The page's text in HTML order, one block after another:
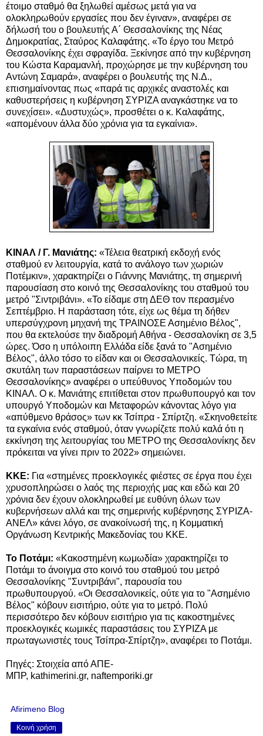
έτοιμο σταθμό θα ξηλωθεί αμέσως μετά για να
ολοκληρωθούν εργασίες που δεν έγιναν», αναφέρει σε
δήλωσή του ο βουλευτής Α΄ Θεσσαλονίκης της Νέας
Δημοκρατίας, Σταύρος Καλαφάτης. «Το έργο του Μετρό
Θεσσαλονίκης έχει σφραγίδα. Ξεκίνησε από την κυβέρνηση
του Κώστα Καραμανλή, προχώρησε με την κυβέρνηση του
Αντώνη Σαμαρά», αναφέρει ο βουλευτής της Ν.Δ.,
επισημαίνοντας πως «παρά τις αρχικές αναστολές και
καθυστερήσεις η κυβέρνηση ΣΥΡΙΖΑ αναγκάστηκε να το
συνεχίσει». «Δυστυχώς», προσθέτει ο κ. Καλαφάτης,
«απομένουν άλλα δύο χρόνια για τα εγκαίνια».
ΚΙΝΑΛ / Γ. Μανιάτης: «Τέλεια θεατρική εκδοχή ενός
σταθμού εν λειτουργία, κατά το ανάλογο των χωριών
Ποτέμκιν», χαρακτηρίζει ο Γιάννης Μανιάτης, τη σημερινή
παρουσίαση στο κοινό της Θεσσαλονίκης του σταθμού του
μετρό "Σιντριβάνι». «Το είδαμε στη ΔΕΘ τον περασμένο
Σεπτέμβριο. Η παράσταση τότε, είχε ως θέμα τη δήθεν
υπερσύγχρονη μηχανή της ΤΡΑΙΝΟΣΕ Ασημένιο Βέλος",
που θα εκτελούσε την διαδρομή Αθήνα - Θεσσαλονίκη σε 3,5
ώρες. Όσο η υπόλοιπη Ελλάδα είδε ξανά το "Ασημένιο
Βέλος", άλλο τόσο το είδαν και οι Θεσσαλονικείς. Τώρα, τη
σκυτάλη των παραστάσεων παίρνει το ΜΕΤΡΟ
Θεσσαλονίκης» αναφέρει ο υπεύθυνος Υποδομών του
ΚΙΝΑΛ. Ο κ. Μανιάτης επιτίθεται στον πρωθυπουργό και τον
υπουργό Υποδομών και Μεταφορών κάνοντας λόγο για
«απύθμενο θράσος» των κκ Τσίπρα - Σπίρτζη. «Σκηνοθετείτε
τα εγκαίνια ενός σταθμού, όταν γνωρίζετε πολύ καλά ότι η
εκκίνηση της λειτουργίας του ΜΕΤΡΟ της Θεσσαλονίκης δεν
πρόκειται να γίνει πριν το 2022» σημειώνει.
ΚΚΕ: Για «στημένες προεκλογικές φιέστες σε έργα που έχει
χρυσοπληρώσει ο λαός της περιοχής μας και εδώ και 20
χρόνια δεν έχουν ολοκληρωθεί με ευθύνη όλων των
κυβερνήσεων αλλά και της σημερινής κυβέρνησης ΣΥΡΙΖΑ-
ΑΝΕΛ» κάνει λόγο, σε ανακοίνωσή της, η Κομματική
Οργάνωση Κεντρικής Μακεδονίας του ΚΚΕ.
Το Ποτάμι: «Κακοστημένη κωμωδία» χαρακτηρίζει το
Ποτάμι το άνοιγμα στο κοινό του σταθμού του μετρό
Θεσσαλονίκης "Συντριβάνι", παρουσία του
πρωθυπουργού. «Οι Θεσσαλονικείς, ούτε για το "Ασημένιο
Βέλος" κόβουν εισιτήριο, ούτε για το μετρό. Πολύ
περισσότερο δεν κόβουν εισιτήριο για τις κακοστημένες
προεκλογικές κωμικές παραστάσεις του ΣΥΡΙΖΑ με
πρωταγωνιστές τους Τσίπρα-Σπίρτζη», αναφέρει το Ποτάμι.
Πηγές: Στοιχεία από ΑΠΕ-
ΜΠΡ, kathimerini.gr, naftemporiki.gr
Afirimeno Blog
Κοινή χρήση